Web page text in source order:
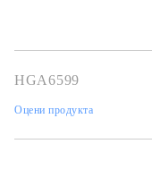
HGA6599
Оцени продукта